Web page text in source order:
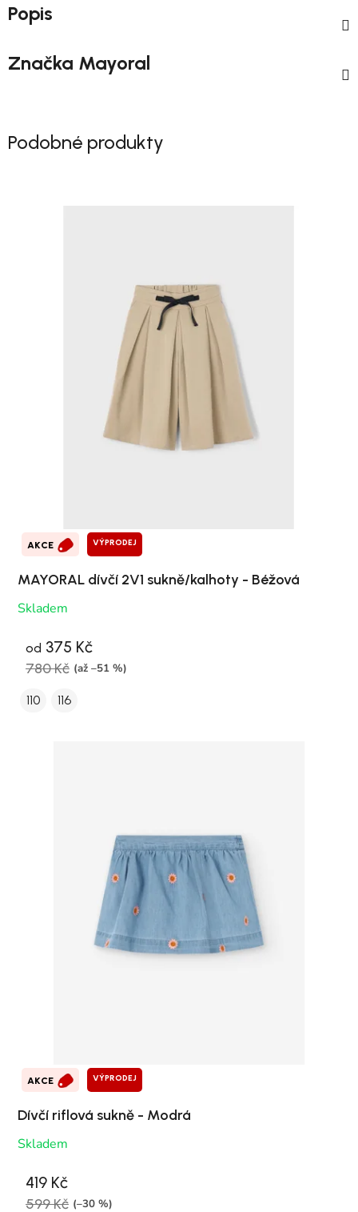
Popis
Značka Mayoral
Podobné produkty
AKCE VÝPRODEJ
MAYORAL dívčí 2V1 sukně/kalhoty - Béžová
Skladem
od 375 Kč
780 Kč (až –51 %)
110 116
AKCE VÝPRODEJ
Dívčí riflová sukně - Modrá
Skladem
419 Kč
599 Kč (–30 %)